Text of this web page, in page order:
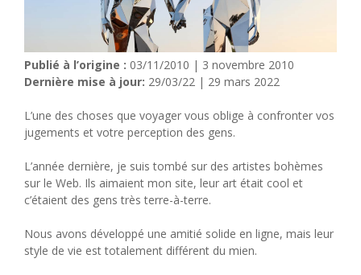
Publié à l’origine : 03/11/2010 | 3 novembre 2010
Dernière mise à jour: 29/03/22 | 29 mars 2022
L’une des choses que voyager vous oblige à confronter vos
jugements et votre perception des gens.
L’année dernière, je suis tombé sur des artistes bohèmes
sur le Web. Ils aimaient mon site, leur art était cool et
c’étaient des gens très terre-à-terre.
Nous avons développé une amitié solide en ligne, mais leur
style de vie est totalement différent du mien.